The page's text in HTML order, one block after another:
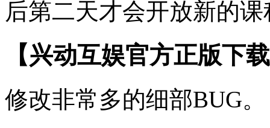
后第二天才会开放新的课
【兴动互娱官方正版下
修改非常多的细部BUG。